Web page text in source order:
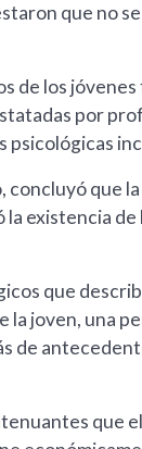
que no
de los
por
psicológicas
concluyó que
existencia
que
la joven, una
de
que